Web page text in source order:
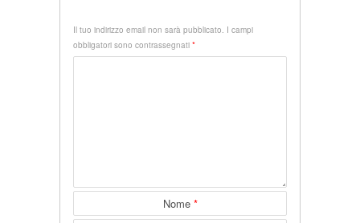
Il tuo indirizzo email non sarà pubblicato. I campi
obbligatori sono contrassegnati *
Nome *